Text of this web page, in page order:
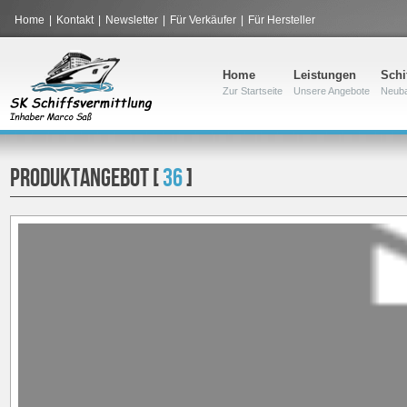
Home Kontakt Newsletter Für Verkäufer Für Hersteller
Home
Zur Startseite
Leistungen
Unsere Angebote
PRODUKTANGEBOT [36]